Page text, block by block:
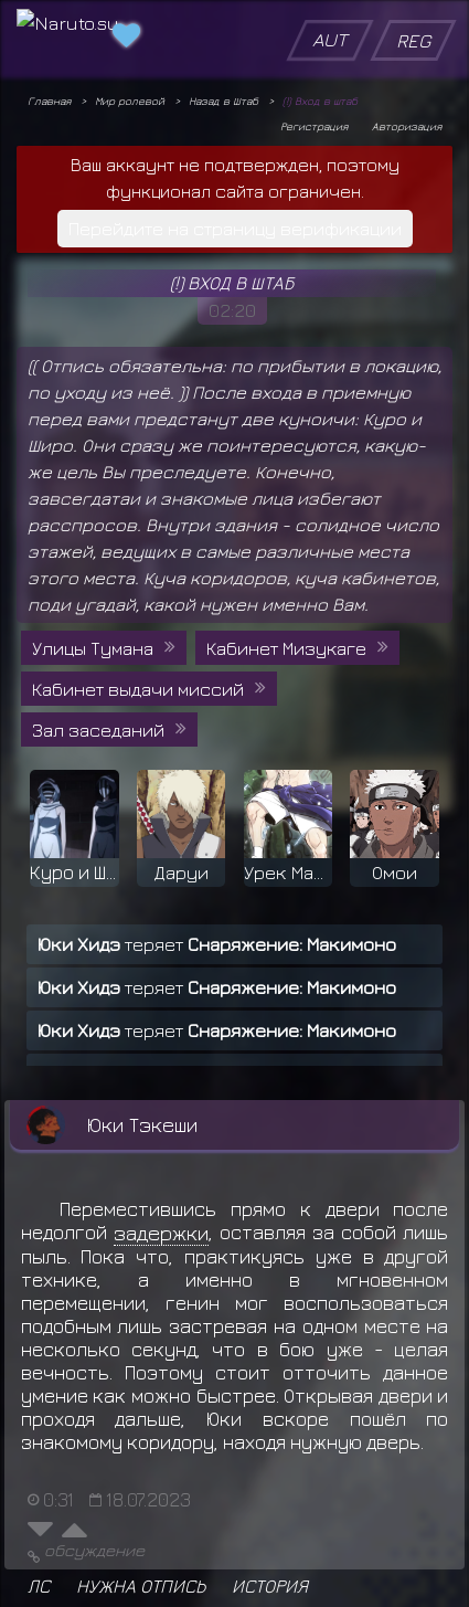
AUT REG
Главная Мир ролевой Назад в Штаб
(!) Вход в штаб
Авторизация
Регистрация
Ваш аккаунт не подтвержден, поэтому
функционал сайта ограничен.
(!) ВХОД В ШТАБ
02:20
(( Отпись обязательна: по прибытии в локацию,
по уходу из неё. )) После входа в приемную
перед вами предстанут две куноичи: Куро и
Широ. Они сразу же поинтересуются, какую-
же цель Вы преследуете. Конечно,
завсегдатаи и знакомые лица избегают
расспросов. Внутри здания - солидное число
этажей, ведущих в самые различные места
этого места. Куча коридоров, куча кабинетов,
поди угадай, какой нужен именно Вам.
Улицы Тумана
Кабинет Мизукаге
Кабинет выдачи миссий
Зал заседаний
Даруи Омои
Юки Хидэтеряет Снаряжение: Макимоно
Юки Хидэтеряет Снаряжение: Макимоно
Юки Хидэтеряет Снаряжение: Макимоно
Юки ХидэтеряетСнаряжение: Макимоно
Нин Каратачи получил награду за миссию
ранга D
Хошигаки АомитеряетСнаряжение:
Макимоно
Юки ХантеряетМакимоно
Юки Тэкешитеряет Макимоно
Теруми Мейзабирает Кунай
Акиравыкидывает предметКунай
Юки Тэкеши
Переместившись прямо к двери после
недолгой задержки , оставляя за собой лишь
пыль. Пока что, практикуясь уже в другой
технике, а именно в мгновенном
перемещении, генин мог воспользоваться
подобным лишь застревая на одном месте на
несколько секунд, что в бою уже - целая
вечность. Поэтому стоит отточить данное
умение как можно быстрее. Открывая двери и
проходя дальше, Юки вскоре пошёл по
знакомому коридору, находя нужную дверь.
0:31 18.07.2023
обсуждение
ЛС НУЖНА ОТПИСЬ ИСТОРИЯ